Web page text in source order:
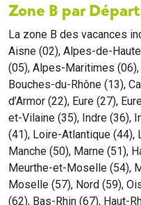
Zone B par
La zone B des vacances
Aisne (02), Alpes-de-
(05), Alpes-Maritimes
Bouches-du-Rhône (13),
d’Armor (22), Eure (27),
et-Vilaine (35), Indre (36),
(41), Loire-Atlantique (44),
Manche (50), Marne (51),
Meurthe-et-Moselle (54),
Moselle (57), Nord (59),
(62), Bas-Rhin (67), Haut-